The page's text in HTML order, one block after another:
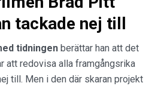
tackade nej till
tidningen berättar han att det
att redovisa alla framgångsrika
till. Men i den där skaran projekt